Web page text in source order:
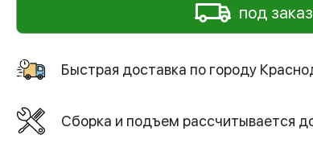
под заказ
Быстрая доставка по городу
Сборка и подъем рассчитывается